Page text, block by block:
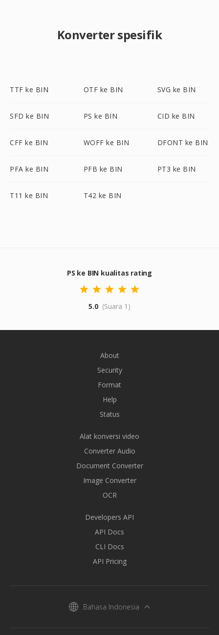
Konverter spesifik
TTF ke BIN OTF ke BIN SVG ke BIN
SFD ke BIN PS ke BIN CID ke BIN
CFF ke BIN WOFF ke BIN DFONT ke BIN
PFA ke BIN PFB ke BIN PT3 ke BIN
T11 ke BIN T42 ke BIN
PS ke BIN kualitas rating
5.0 (Suara 1)
About
Security
Format
Help
Status
Alat konversi video
Converter Audio
Document Converter
Image Converter
OCR
Developers API
API Docs
CLI Docs
API Pricing
Bahasa Indonesia